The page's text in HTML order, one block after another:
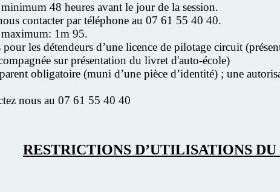
48 heures avant le jour de la session.
contacter par téléphone au 07 61 55 40 40.
1m 95.
les détendeurs d’une licence de pilotage circuit
sur présentation du livret d'auto-école)
obligatoire (muni d’une pièce d’identité) ; une
nous au 07 61 55 40 40
RESTRICTIONS D’UTILISATIONS DU